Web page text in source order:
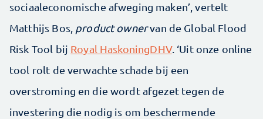
sociaaleconomische afweging maken’, vertelt
Matthijs Bos, product ownervan de Global Flood
Risk Tool bij Royal HaskoningDHV. ‘Uit onze online
tool rolt de verwachte schade bij een
overstroming en die wordt afgezet tegen de
investering die nodig is om beschermende